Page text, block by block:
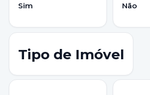
Sim Não
Tipo de Imóvel